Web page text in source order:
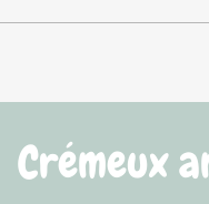
Crémeux